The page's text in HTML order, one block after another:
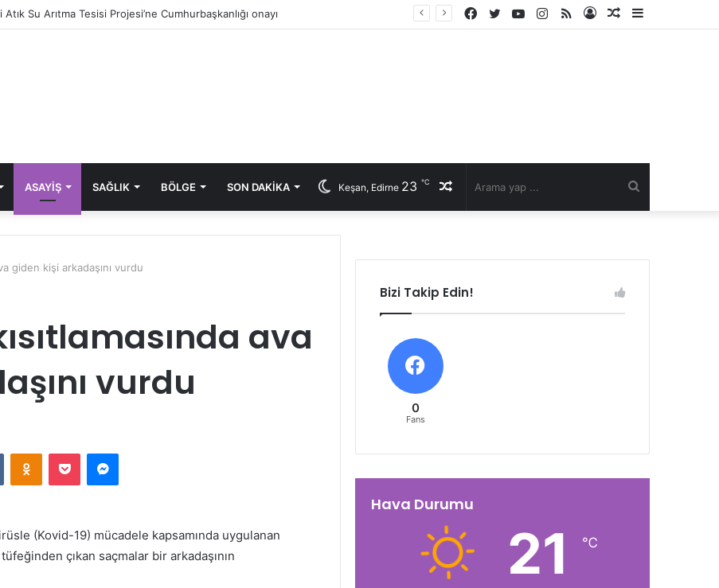
Atık Su Arıtma Tesisi Projesi’ne Cumhurbaşkanlığı onayı
Kenar
Rastgele
Kayıt
RSS
Instagram
YouTube
Twitter
Facebook
ASAYIŞ SAĞLIK BÖLGE SON DAKIKA Rastgele
Keşan, Edirne 23 ℃
giden kişi arkadaşını vurdu
ava
vurdu
VKontakteOdnoklassniki
Pocket Messenger
(Kovid-19) mücadele kapsamında uygulanan
çıkan saçmalar bir arkadaşının
Bizi Takip Edin!
0
Fans
Hava Durumu
21 ℃